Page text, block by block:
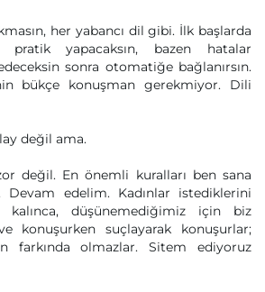
her yabancı dil gibi. İlk başlarda
pratik yapacaksın, bazen hatalar
sonra otomatiğe bağlanırsın.
bükçe konuşman gerekmiyor. Dili
değil ama.
değil. En önemli kuralları ben sana
edelim. Kadınlar istediklerini
kalınca, düşünemediğimiz için biz
konuşurken suçlayarak konuşurlar;
farkında olmazlar. Sitem ediyoruz